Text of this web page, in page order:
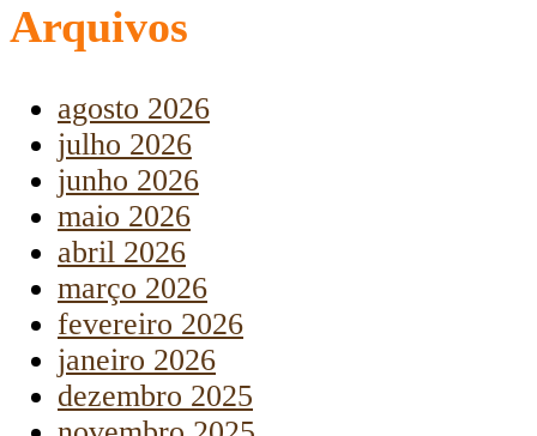
Arquivos
agosto 2026
julho 2026
junho 2026
maio 2026
abril 2026
março 2026
fevereiro 2026
janeiro 2026
dezembro 2025